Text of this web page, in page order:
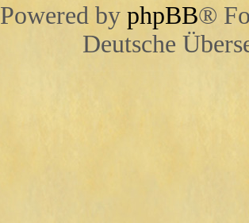
Powered by phpBB®
Deutsche